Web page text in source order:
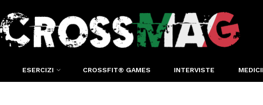
ESERCIZI CROSSFIT® GAMES INTERVISTE